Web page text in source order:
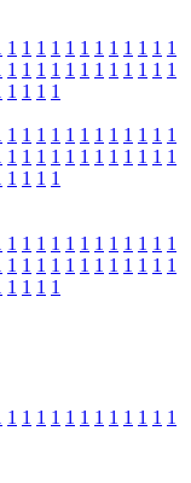
1 1 1 1 1 1 1 1 1 1 1 1
1 1 1 1 1 1 1 1 1 1 1 1
1 1 1 1
1 1 1 1 1 1 1 1 1 1 1 1
1 1 1 1 1 1 1 1 1 1 1 1
1 1 1 1
1 1 1 1 1 1 1 1 1 1 1 1
1 1 1 1 1 1 1 1 1 1 1 1
1 1 1 1
1 1 1 1 1 1 1 1 1 1 1 1